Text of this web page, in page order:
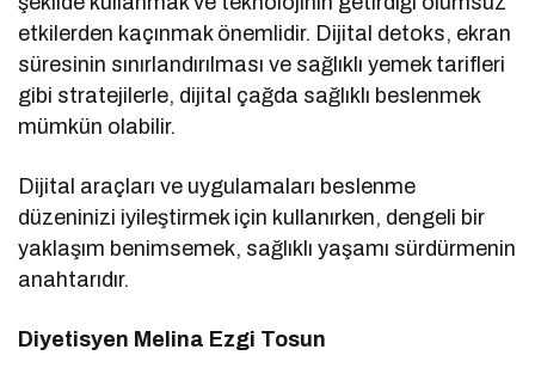
etkilerden kaçınmak önemlidir. Dijital detoks, ekran
süresinin sınırlandırılması ve sağlıklı yemek tarifleri
gibi stratejilerle, dijital çağda sağlıklı beslenmek
mümkün olabilir.
Dijital araçları ve uygulamaları beslenme
düzeninizi iyileştirmek için kullanırken, dengeli bir
yaklaşım benimsemek, sağlıklı yaşamı sürdürmenin
anahtarıdır.
Diyetisyen Melina Ezgi Tosun